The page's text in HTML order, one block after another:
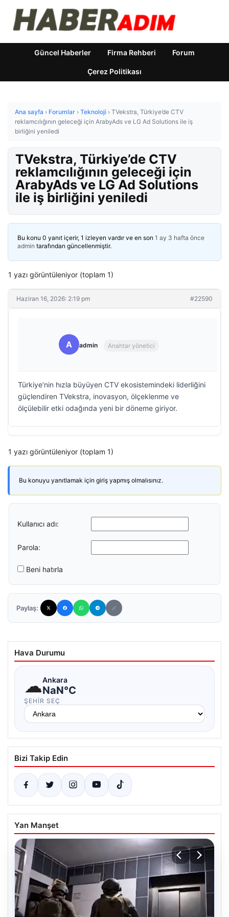
Güncel Haberler Firma Rehberi Forum
Çerez Politikası
Ana sayfa › Forumlar › Teknoloji › TVekstra, Türkiye’de CTV
reklamcılığının geleceği için ArabyAds ve LG Ad Solutions ile iş
birliğini yeniledi
TVekstra, Türkiye’de CTV
reklamcılığının geleceği için
ArabyAds ve LG Ad Solutions
ile iş birliğini yeniledi
Bu konu 0 yanıt içerir, 1 izleyen vardır ve en son 1 ay 3 hafta önce
admin tarafından güncellenmiştir.
1 yazı görüntüleniyor (toplam 1)
Haziran 16, 2026: 2:19 pm #22590
A admin Anahtar yönetici
Türkiye’nin hızla büyüyen CTV ekosistemindeki liderliğini
güçlendiren TVekstra, inovasyon, ölçeklenme ve
ölçülebilir etki odağında yeni bir döneme giriyor.
1 yazı görüntüleniyor (toplam 1)
Bu konuyu yanıtlamak için giriş yapmış olmalısınız.
Kullanıcı adı:
Parola:
Beni hatırla
Paylaş:
Hava Durumu
☁Ankara
NaN°C
ŞEHIR SEÇ
Bizi Takip Edin
Yan Manşet